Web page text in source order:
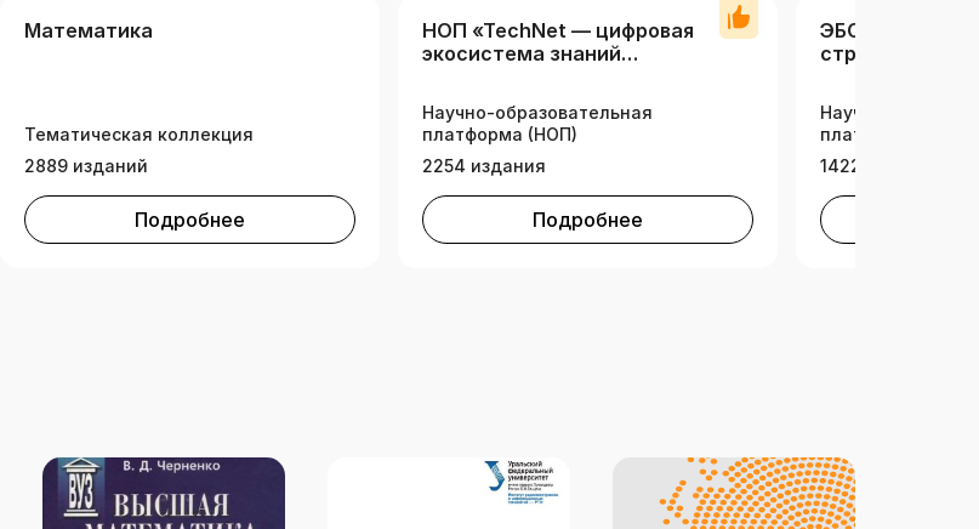
Математика
Тематическая коллекция
2889 изданий
Подробнее
НОП «TechNet — цифровая
экосистема знаний
Научно-образовательная
платформа (НОП)
2254 издания
Подробнее
ЭБС
строительных
Научно-
платформа (НОП)
14224 издания